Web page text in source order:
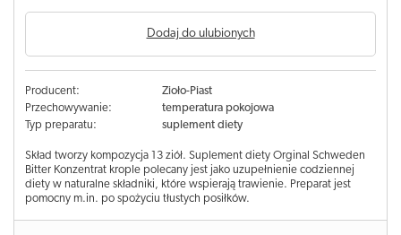
Dodaj do ulubionych
Producent:
Zioło-Piast
Przechowywanie:
temperatura pokojowa
Typ preparatu:
suplement diety
Skład tworzy kompozycja 13 ziół. Suplement diety Orginal Schweden
Bitter Konzentrat krople polecany jest jako uzupełnienie codziennej
diety w naturalne składniki, które wspierają trawienie. Preparat jest
pomocny m.in. po spożyciu tłustych posiłków.